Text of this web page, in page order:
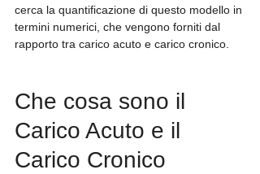
cerca la quantificazione di questo modello in
termini numerici, che vengono forniti dal
rapporto tra carico acuto e carico cronico.
Che cosa sono il
Carico Acuto e il
Carico Cronico